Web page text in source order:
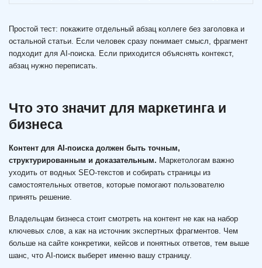
Простой тест: покажите отдельный абзац коллеге без заголовка и
остальной статьи. Если человек сразу понимает смысл, фрагмент
подходит для AI-поиска. Если приходится объяснять контекст,
абзац нужно переписать.
Что это значит для маркетинга и
бизнеса
Контент для AI-поиска должен быть точным,
структурированным и доказательным. Маркетологам важно
уходить от водных SEO-текстов и собирать страницы из
самостоятельных ответов, которые помогают пользователю
принять решение.
Владельцам бизнеса стоит смотреть на контент не как на набор
ключевых слов, а как на источник экспертных фрагментов. Чем
больше на сайте конкретики, кейсов и понятных ответов, тем выше
шанс, что AI-поиск выберет именно вашу страницу.